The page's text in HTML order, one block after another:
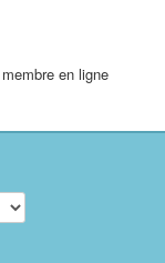
en ligne